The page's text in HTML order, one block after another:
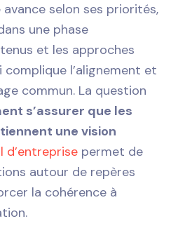
selon ses priorités,
une phase
et les approches
complique l’alignement et
commun. La question
s’assurer que les
une vision
d’entreprise permet de
autour de repères
la cohérence à